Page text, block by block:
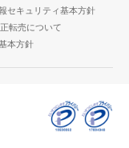
セキュリティ基本方針
転売について
本方針